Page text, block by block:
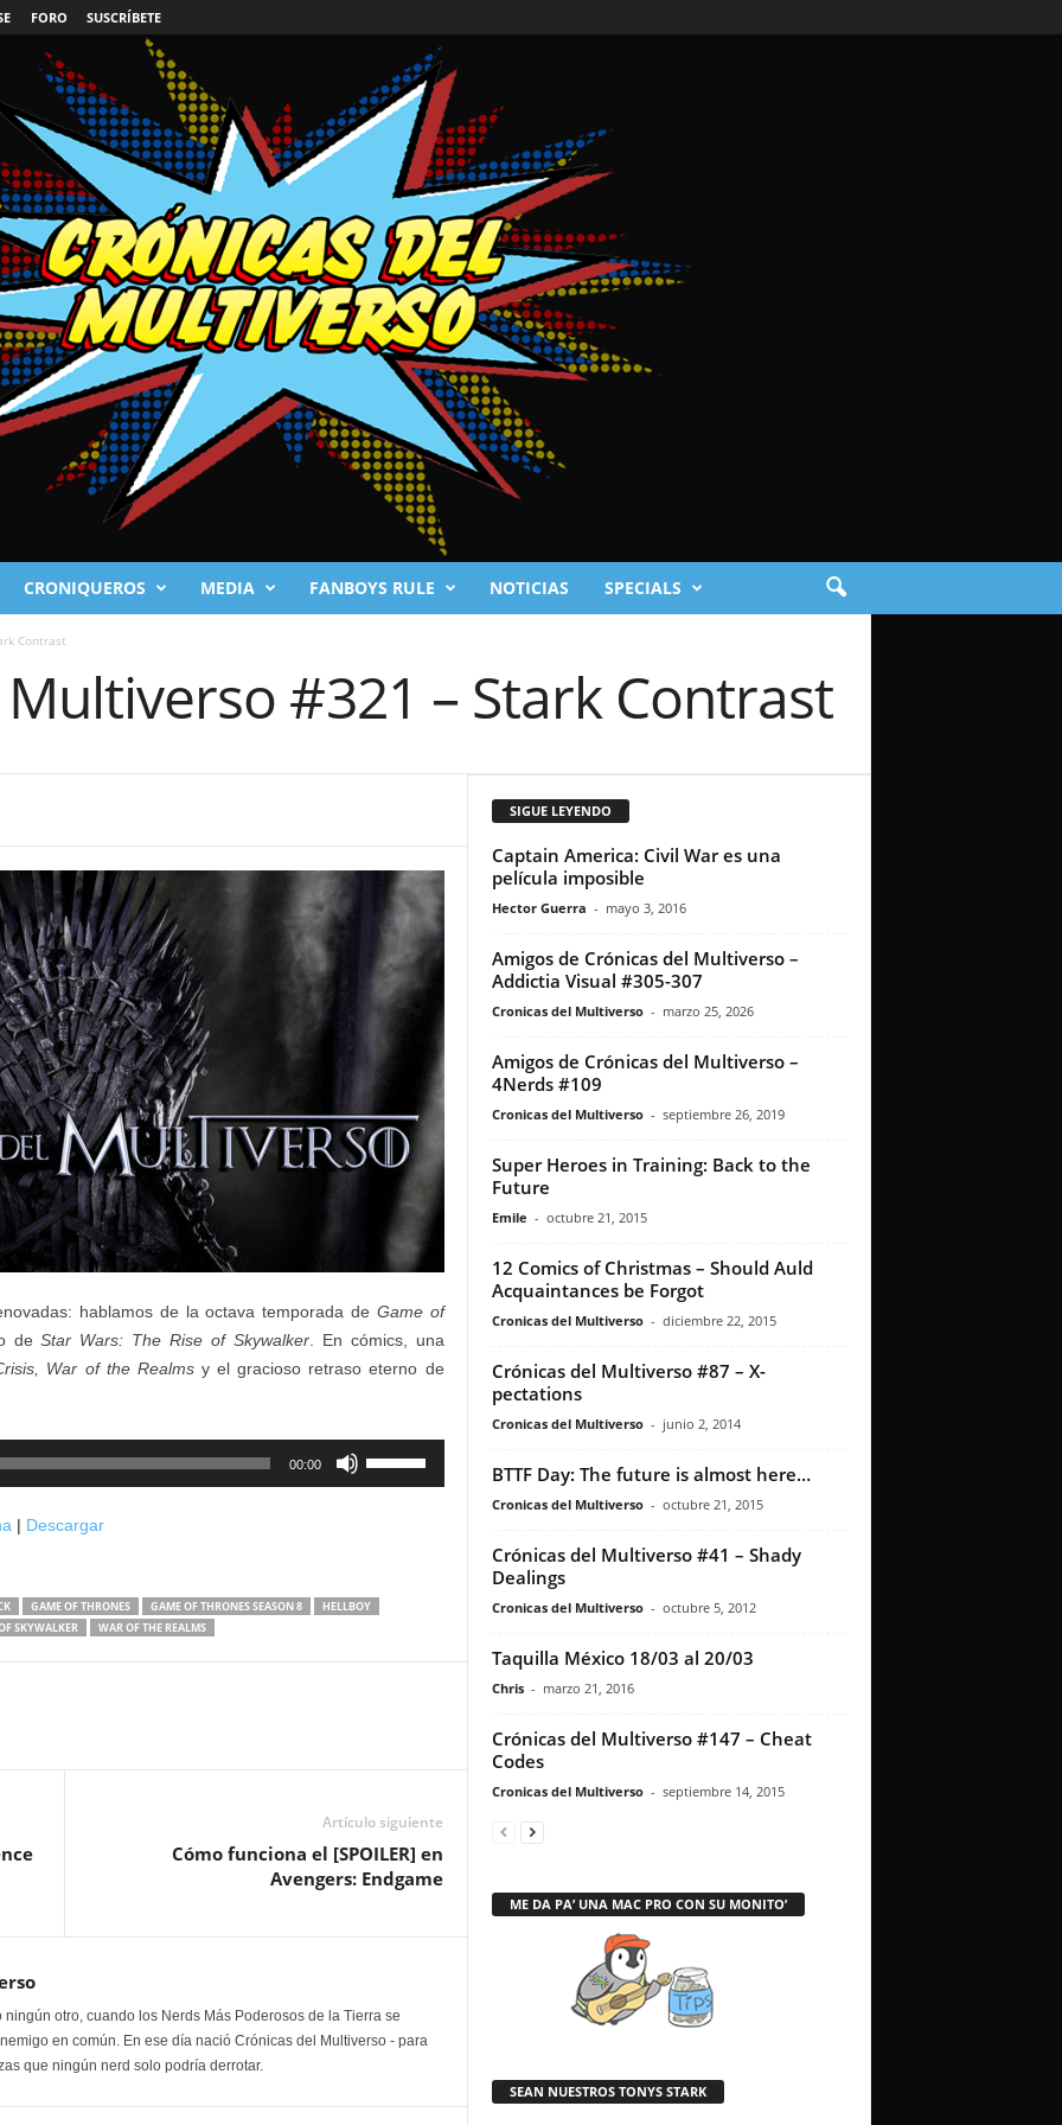
FORO SUSCRÍBETE
CRONIQUEROS MEDIA FANBOYS RULE NOTICIAS SPECIALS
Contrast
#321 – Stark Contrast
hablamos de la octava temporada de Game of
deStar Wars: The Rise of Skywalker. En cómics, una
War of the Realmsy el gracioso retraso eterno de
00:00
arriba/abajo
volumen.
| Descargar
GAME OF THRONES GAME OF THRONES SEASON 8
HELLBOY
SKYWALKER WAR OF THE REALMS
Artículo siguiente
Cómo funciona el [SPOILER] en
Avengers: Endgame
ningún otro, cuando los Nerds Más Poderosos de la Tierra se
en común. En ese día nació Crónicas del Multiverso - para
que ningún nerd solo podría derrotar.
SIGUE LEYENDO
Captain America: Civil War es una
película imposible
Hector Guerra - mayo 3, 2016
Amigos de Crónicas del Multiverso –
Addictia Visual #305-307
Cronicas del Multiverso - marzo 25, 2026
Amigos de Crónicas del Multiverso –
4Nerds #109
Cronicas del Multiverso - septiembre 26, 2019
Super Heroes in Training: Back to the
Future
Emile - octubre 21, 2015
12 Comics of Christmas – Should Auld
Acquaintances be Forgot
Cronicas del Multiverso - diciembre 22, 2015
Crónicas del Multiverso #87 – X-
pectations
Cronicas del Multiverso - junio 2, 2014
BTTF Day: The future is almost here…
Cronicas del Multiverso - octubre 21, 2015
Crónicas del Multiverso #41 – Shady
Dealings
Cronicas del Multiverso - octubre 5, 2012
Taquilla México 18/03 al 20/03
Chris - marzo 21, 2016
Crónicas del Multiverso #147 – Cheat
Codes
Cronicas del Multiverso - septiembre 14, 2015
ME DA PA’ UNA MAC PRO CON SU MONITO’
SEAN NUESTROS TONYS STARK